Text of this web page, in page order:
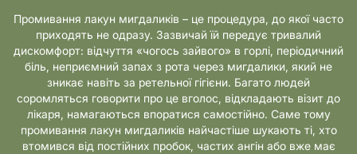
Промивання лакун мигдаликів – це процедура, до якої часто
приходять не одразу. Зазвичай їй передує тривалий
дискомфорт: відчуття «чогось зайвого» в горлі, періодичний
біль, неприємний запах з рота через мигдалики, який не
зникає навіть за ретельної гігієни. Багато людей
соромляться говорити про це вголос, відкладають візит до
лікаря, намагаються впоратися самостійно. Саме тому
промивання лакун мигдаликів найчастіше шукають ті, хто
втомився від постійних пробок, частих ангін або вже має